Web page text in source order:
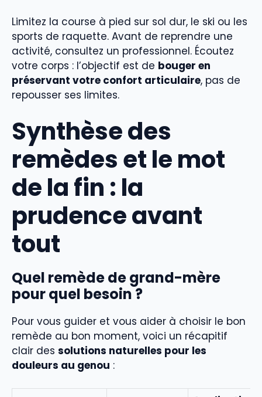
Limitez la course à pied sur sol dur, le ski ou les
sports de raquette. Avant de reprendre une
activité, consultez un professionnel. Écoutez
votre corps : l’objectif est de bouger en
préservant votre confort articulaire, pas de
repousser ses limites.
Synthèse des
remèdes et le mot
de la fin : la
prudence avant
tout
Quel remède de grand-mère
pour quel besoin ?
Pour vous guider et vous aider à choisir le bon
remède au bon moment, voici un récapitif
clair des solutions naturelles pour les
douleurs au genou :